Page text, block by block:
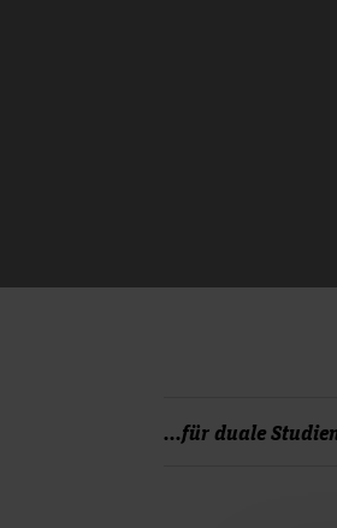
...für duale